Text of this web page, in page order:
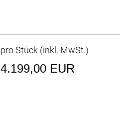
pro Stück (inkl. MwSt.)
4.199,00 EUR